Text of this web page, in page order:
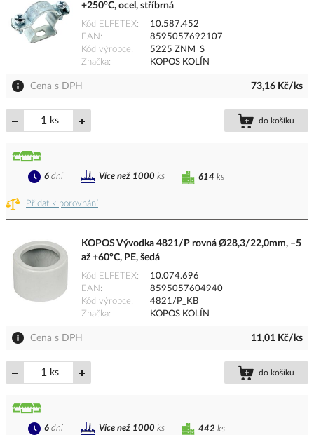
+250°C, ocel, stříbrná
Kód ELFETEX
10.587.452
EAN
8595057692107
Kód výrobce
5225 ZNM_S
Značka
KOPOS KOLÍN
Cena s DPH 73,16 Kč/ks
ks do košíku
Přidat k porovnání
614 ks
6 dní Více než 1000 ks
KOPOS Vývodka 4821/P rovná Ø28,3/22,0mm, –5
až +60°C, PE, šedá
Kód ELFETEX
10.074.696
EAN
8595057604940
Kód výrobce
4821/P_KB
Značka
KOPOS KOLÍN
Cena s DPH 11,01 Kč/ks
ks do košíku
442 ks
6 dní Více než 1000 ks